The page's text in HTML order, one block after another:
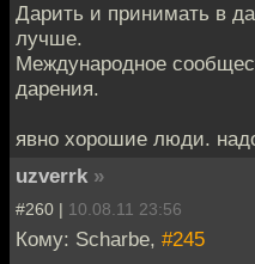
Дарить и принимать в
лучше.
Международное
дарения.
явно хорошие люди.
uzverrk »
#260 | 10.08.11 23:56
Кому: Scharbe, #245